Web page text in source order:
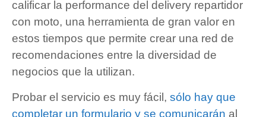
calificar la performance del delivery repartidor
con moto, una herramienta de gran valor en
estos tiempos que permite crear una red de
recomendaciones entre la diversidad de
negocios que la utilizan.
Probar el servicio es muy fácil, sólo hay que
completar un formulario y se comunicarán al